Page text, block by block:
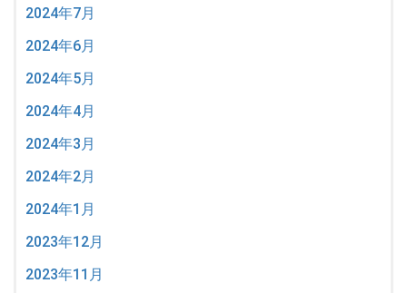
2024年7月
2024年6月
2024年5月
2024年4月
2024年3月
2024年2月
2024年1月
2023年12月
2023年11月